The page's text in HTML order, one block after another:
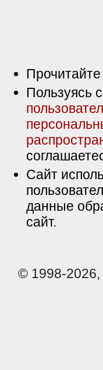
Прочитайте
Пользуясь
Сайт
данные
сайт.
© 1998-2026,